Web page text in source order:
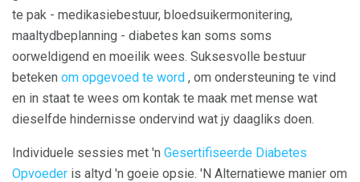
te pak - medikasiebestuur, bloedsuikermonitering,
maaltydbeplanning - diabetes kan soms soms
oorweldigend en moeilik wees. Suksesvolle bestuur
beteken om opgevoed te word , om ondersteuning te vind
en in staat te wees om kontak te maak met mense wat
dieselfde hindernisse ondervind wat jy daagliks doen.
Individuele sessies met 'n Gesertifiseerde Diabetes
Opvoeder is altyd 'n goeie opsie. 'N Alternatiewe manier om